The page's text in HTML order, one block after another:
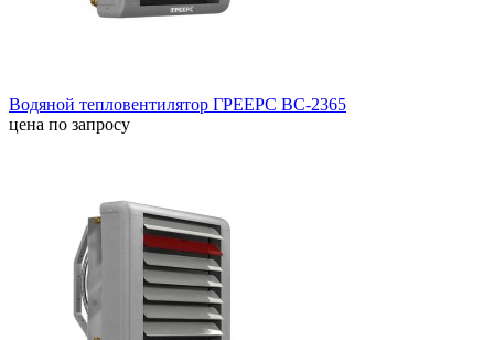
Водяной тепловентилятор ГРЕЕРС ВС-2365
цена по запросу